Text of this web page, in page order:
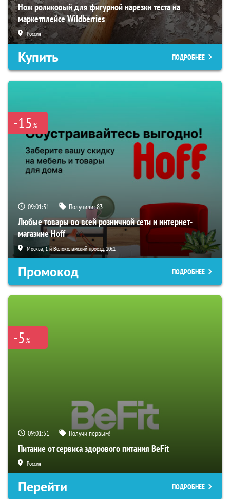
Нож роликовый для фигурной нарезки теста на
маркетплейсе Wildberries
Россия
Купить ПОДРОБНЕЕ
-15%
09:01:50 Получили:83
Любые товары во всей розничной сети и интернет-
магазине Hoff
Москва, 1-й Волоколамский проезд, 10с1
Промокод ПОДРОБНЕЕ
-5%
09:01:50 Получи первым!
Питание от сервиса здорового питания BeFit
Россия
Перейти ПОДРОБНЕЕ